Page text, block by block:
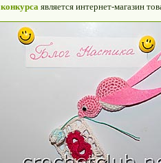
конкурса является интернет-магазин